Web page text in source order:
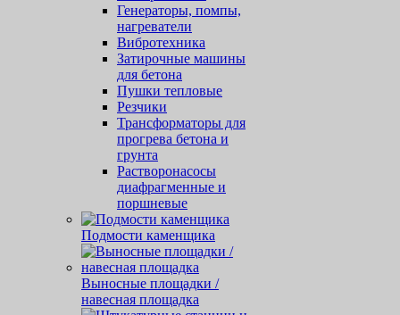
Генераторы, помпы,
нагреватели
Вибротехника
Затирочные машины
для бетона
Пушки тепловые
Резчики
Трансформаторы для
прогрева бетона и
грунта
Растворонасосы
диафрагменные и
поршневые
Подмости каменщика
Выносные площадки /
навесная площадка